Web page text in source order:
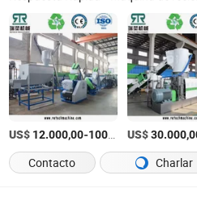
US$ 12.000,00-100.000,00 /Set
US$
Contacto Charlar